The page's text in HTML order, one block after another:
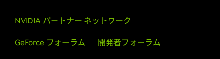
NVIDIA パートナー ネットワーク
GeForce フォーラム 開発者フォーラム